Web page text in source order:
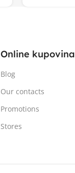
Online kupovina
Blog
Our contacts
Promotions
Stores